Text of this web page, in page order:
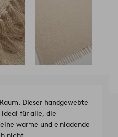
Dieser handgewebte
für alle, die
warme und einladende
nicht